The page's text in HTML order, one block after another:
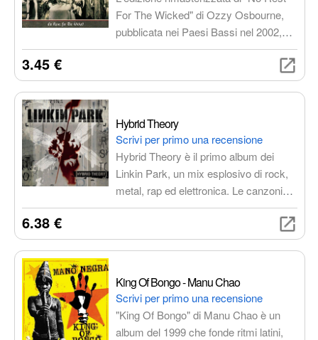
For The Wicked" di Ozzy Osbourne,
pubblicata nei Paesi Bassi nel 2002,
con tre tracce bonus che arricchiscono
iconico che ha ridefinito un'era
potenti e testi provocatori, con un
suono più nitido grazie alla
remasterizzazione.
3.45 €
Hybrid Theory
Scrivi per primo una recensione
Hybrid Theory è il primo album dei
Linkin Park, un mix esplosivo di rock,
metal, rap ed elettronica. Le canzoni
affrontano temi universali come la lotta
perdita e la ricerca di identità. L'album
tutto il mondo, diventando uno dei
dischi più venduti di sempre.
6.38 €
King Of Bongo - Manu Chao
Scrivi per primo una recensione
"King Of Bongo" di Manu Chao è un
album del 1999 che fonde ritmi latini,